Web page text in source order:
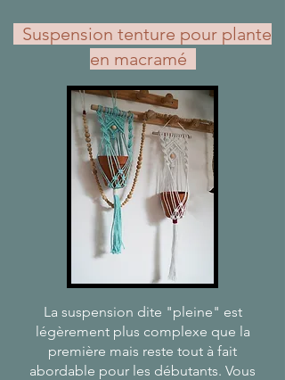
Suspension tenture pour plante
en macramé
La suspension dite "pleine" est
légèrement plus complexe que la
première mais reste tout à fait
abordable pour les débutants. Vous